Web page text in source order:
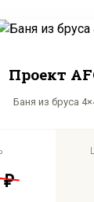
Проект
Баня из бруса
₽